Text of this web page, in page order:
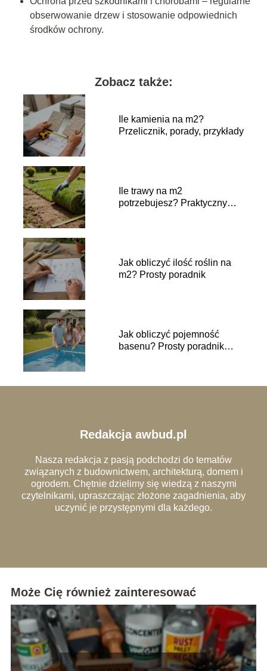
obserwowanie drzew i stosowanie odpowiednich
środków ochrony.
Zobacz także:
Ile kamienia na m2?
Przelicznik, porady, przykłady
Ile trawy na m2
potrzebujesz? Praktyczny
Jak obliczyć ilość roślin na
m2? Prosty poradnik
Jak obliczyć pojemność
basenu? Prosty poradnik
Redakcja awbud.pl
Nasza redakcja z pasją podchodzi do tematów
związanych z budownictwem, architekturą, domem i
ogrodem. Chętnie dzielimy się wiedzą z naszymi
czytelnikami, upraszczając złożone zagadnienia, aby
uczynić je przystępnymi dla każdego.
Może Cię również zainteresować